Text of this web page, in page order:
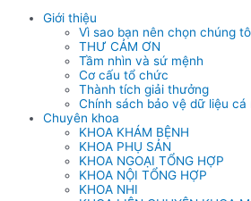
Giới thiệu
Vì sao bạn nên chọn chúng
THƯ CẢM ƠN
Tầm nhìn và sứ mệnh
Cơ cấu tổ chức
Thành tích giải thưởng
Chính sách bảo vệ dữ liệu cá
Chuyên khoa
KHOA KHÁM BỆNH
KHOA PHỤ SẢN
KHOA NGOẠI TỔNG HỢP
KHOA NỘI TỔNG HỢP
KHOA NHI